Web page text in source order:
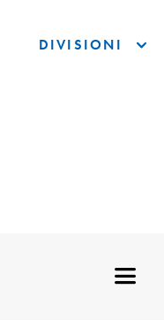
DIVISIONI